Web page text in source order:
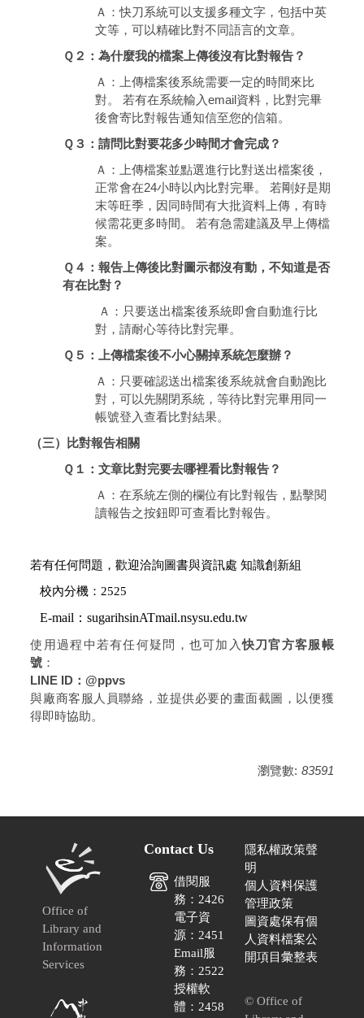
Ａ：快刀系統可以支援多種文字，包括中英
文等，可以精確比對不同語言的文章。
Ｑ２：為什麼我的檔案上傳後沒有比對報告？
Ａ：上傳檔案後系統需要一定的時間來比
對。 若有在系統輸入email資料，比對完畢
後會寄比對報告通知信至您的信箱。
Ｑ３：請問比對要花多少時間才會完成？
Ａ：上傳檔案並點選進行比對送出檔案後，
正常會在24小時以內比對完畢。 若剛好是期
末等旺季，因同時間有大批資料上傳，有時
候需花更多時間。 若有急需建議及早上傳檔
案。
Ｑ４：報告上傳後比對圖示都沒有動，不知道是否
有在比對？
Ａ：只要送出檔案後系統即會自動進行比
對，請耐心等待比對完畢。
Ｑ５：上傳檔案後不小心關掉系統怎麼辦？
Ａ：只要確認送出檔案後系統就會自動跑比
對，可以先關閉系統，等待比對完畢用同一
帳號登入查看比對結果。
（三）比對報告相關
Ｑ１：文章比對完要去哪裡看比對報告？
Ａ：在系統左側的欄位有比對報告，點擊閱
讀報告之按鈕即可查看比對報告。
若有任何問題，歡迎洽詢圖書與資訊處 知識創新組
校內分機：2525
E-mail ：sugarihsinATmail.nsysu.edu.tw
使用過程中若有任何疑問，也可加入快刀官方客服帳
號 ：
LINE ID：@ppvs
與廠商客服人員聯絡，並提供必要的畫面截圖，以便獲
得即時協助。
瀏覽數: 83591
Office of
Library and
Information
Services
Contact Us
借閱服
務：2426
電子資
源：2451
Email服
務：2522
授權軟
體：2458
隱私權政策聲
明
個人資料保護
管理政策
圖資處保有個
人資料檔案公
開項目彙整表
© Office of